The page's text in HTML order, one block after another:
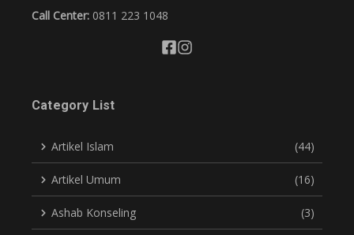
Call Center: 0811 223 1048
Category List
Artikel Islam (44)
Artikel Umum (16)
Ashab Konseling (3)